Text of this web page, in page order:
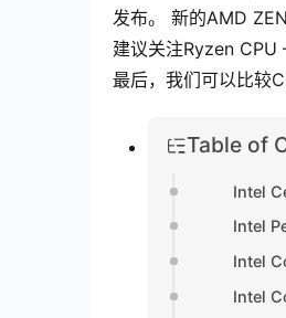
发布。 新的AMD
建议关注Ryzen CPU
最后，我们可以比较
Table of
Intel
Intel
Intel
Intel